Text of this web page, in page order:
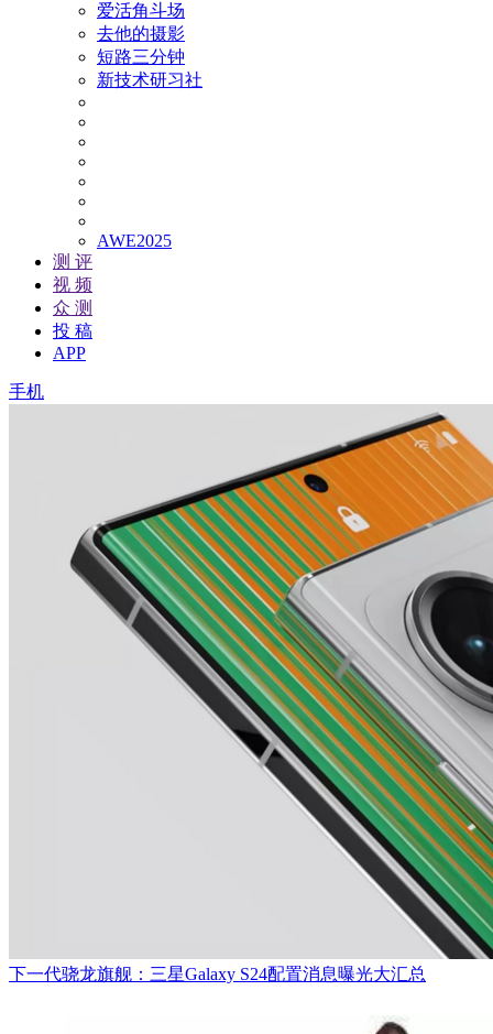
爱活角斗场
去他的摄影
短路三分钟
新技术研习社
AWE2025
测 评
视 频
众 测
投 稿
APP
手机
下一代骁龙旗舰：三星Galaxy S24配置消息曝光大汇总